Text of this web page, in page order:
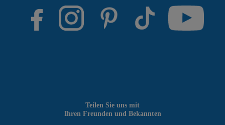
Teilen Sie uns mit
Ihren Freunden und Bekannten